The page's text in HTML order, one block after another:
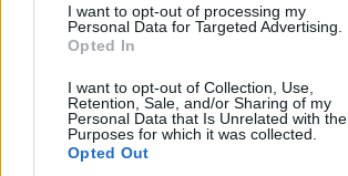
I want to opt-out of processing my
Personal Data for Targeted Advertising.
Opted In
I want to opt-out of Collection, Use,
Retention, Sale, and/or Sharing of my
Personal Data that Is Unrelated with the
Purposes for which it was collected.
Opted Out